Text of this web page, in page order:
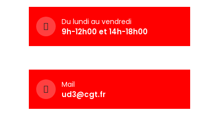
Du lundi au vendredi
9h-12h00 et 14h-18h00
Mail
ud3@cgt.fr